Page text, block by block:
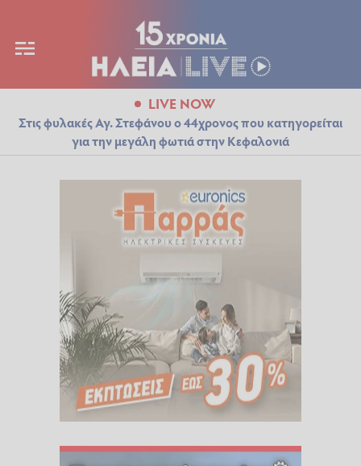
LIVE NOW
Στις φυλακές Αγ. Στεφάνου ο 44χρονος που κατηγορείται
για την μεγάλη φωτιά στην Κεφαλονιά